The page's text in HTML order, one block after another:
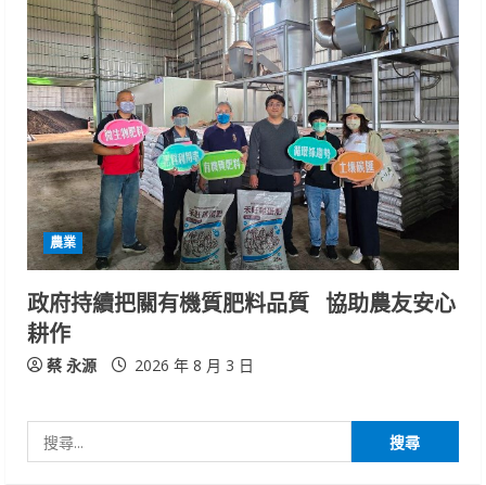
農業
政府持續把關有機質肥料品質 協助農友安心
耕作
蔡 永源 2026 年 8 月 3 日
尋